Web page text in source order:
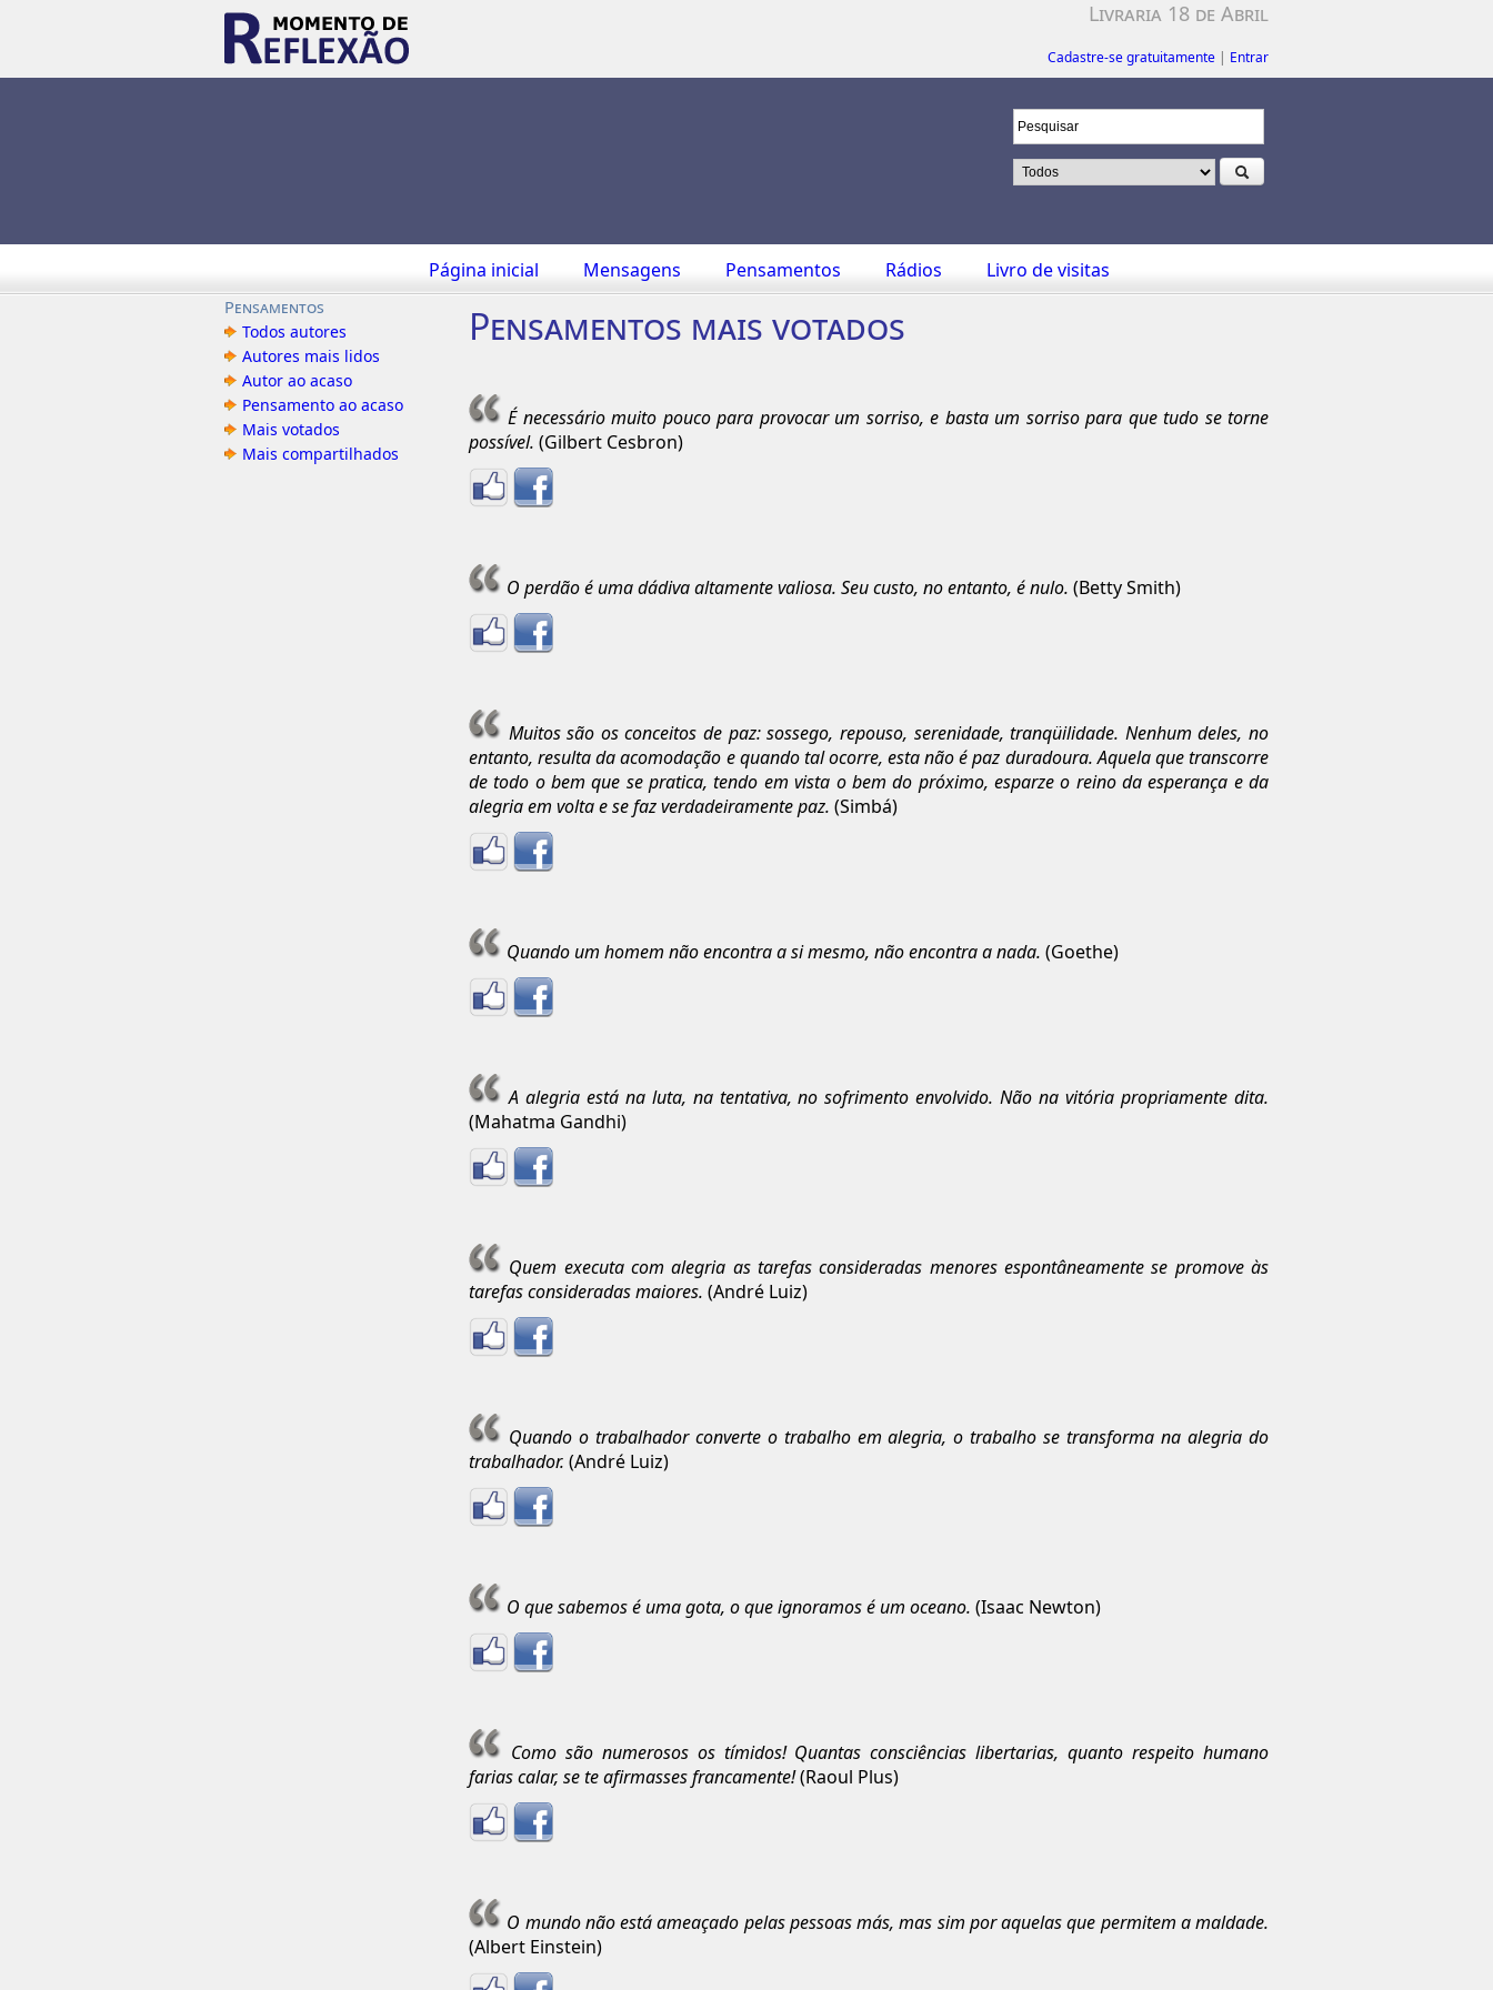
Livraria 18 de Abril
Cadastre-se gratuitamente | Entrar
Página inicial Mensagens Pensamentos Rádios Livro de visitas
Pensamentos
Todos autores
Autores mais lidos
Autor ao acaso
Pensamento ao acaso
Mais votados
Mais compartilhados
Pensamentos mais votados
É necessário muito pouco para provocar um sorriso, e basta um sorriso para que tudo se torne
possível. (Gilbert Cesbron)
O perdão é uma dádiva altamente valiosa. Seu custo, no entanto, é nulo. (Betty Smith)
Muitos são os conceitos de paz: sossego, repouso, serenidade, tranqüilidade. Nenhum deles, no
entanto, resulta da acomodação e quando tal ocorre, esta não é paz duradoura. Aquela que transcorre
de todo o bem que se pratica, tendo em vista o bem do próximo, esparze o reino da esperança e da
alegria em volta e se faz verdadeiramente paz. (Simbá)
Quando um homem não encontra a si mesmo, não encontra a nada. (Goethe)
A alegria está na luta, na tentativa, no sofrimento envolvido. Não na vitória propriamente dita.
(Mahatma Gandhi)
Quem executa com alegria as tarefas consideradas menores espontâneamente se promove às
tarefas consideradas maiores. (André Luiz)
Quando o trabalhador converte o trabalho em alegria, o trabalho se transforma na alegria do
trabalhador. (André Luiz)
O que sabemos é uma gota, o que ignoramos é um oceano. (Isaac Newton)
Como são numerosos os tímidos! Quantas consciências libertarias, quanto respeito humano
farias calar, se te afirmasses francamente!(Raoul Plus)
O mundo não está ameaçado pelas pessoas más, mas sim por aquelas que permitem a maldade.
(Albert Einstein)